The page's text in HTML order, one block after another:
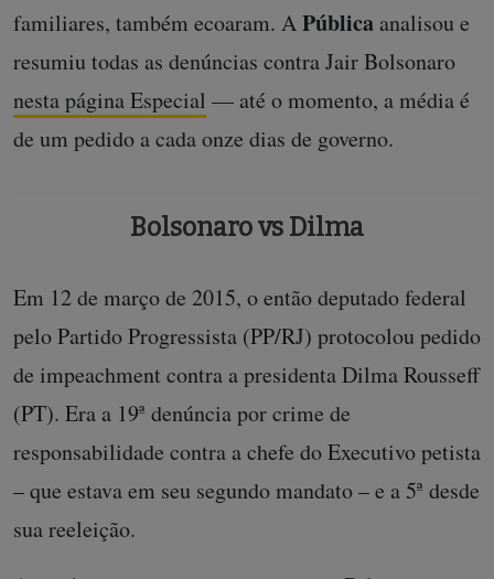
familiares, também ecoaram. APública analisou e
resumiu todas as denúncias contra Jair Bolsonaro
nesta página Especial — até o momento, a média é
de um pedido a cada onze dias de governo.
Bolsonaro vs Dilma
Em 12 de março de 2015, o então deputado federal
pelo Partido Progressista (PP/RJ) protocolou pedido
de impeachment contra a presidenta Dilma Rousseff
(PT). Era a 19ª denúncia por crime de
responsabilidade contra a chefe do Executivo petista
– que estava em seu segundo mandato – e a 5ª desde
sua reeleição.